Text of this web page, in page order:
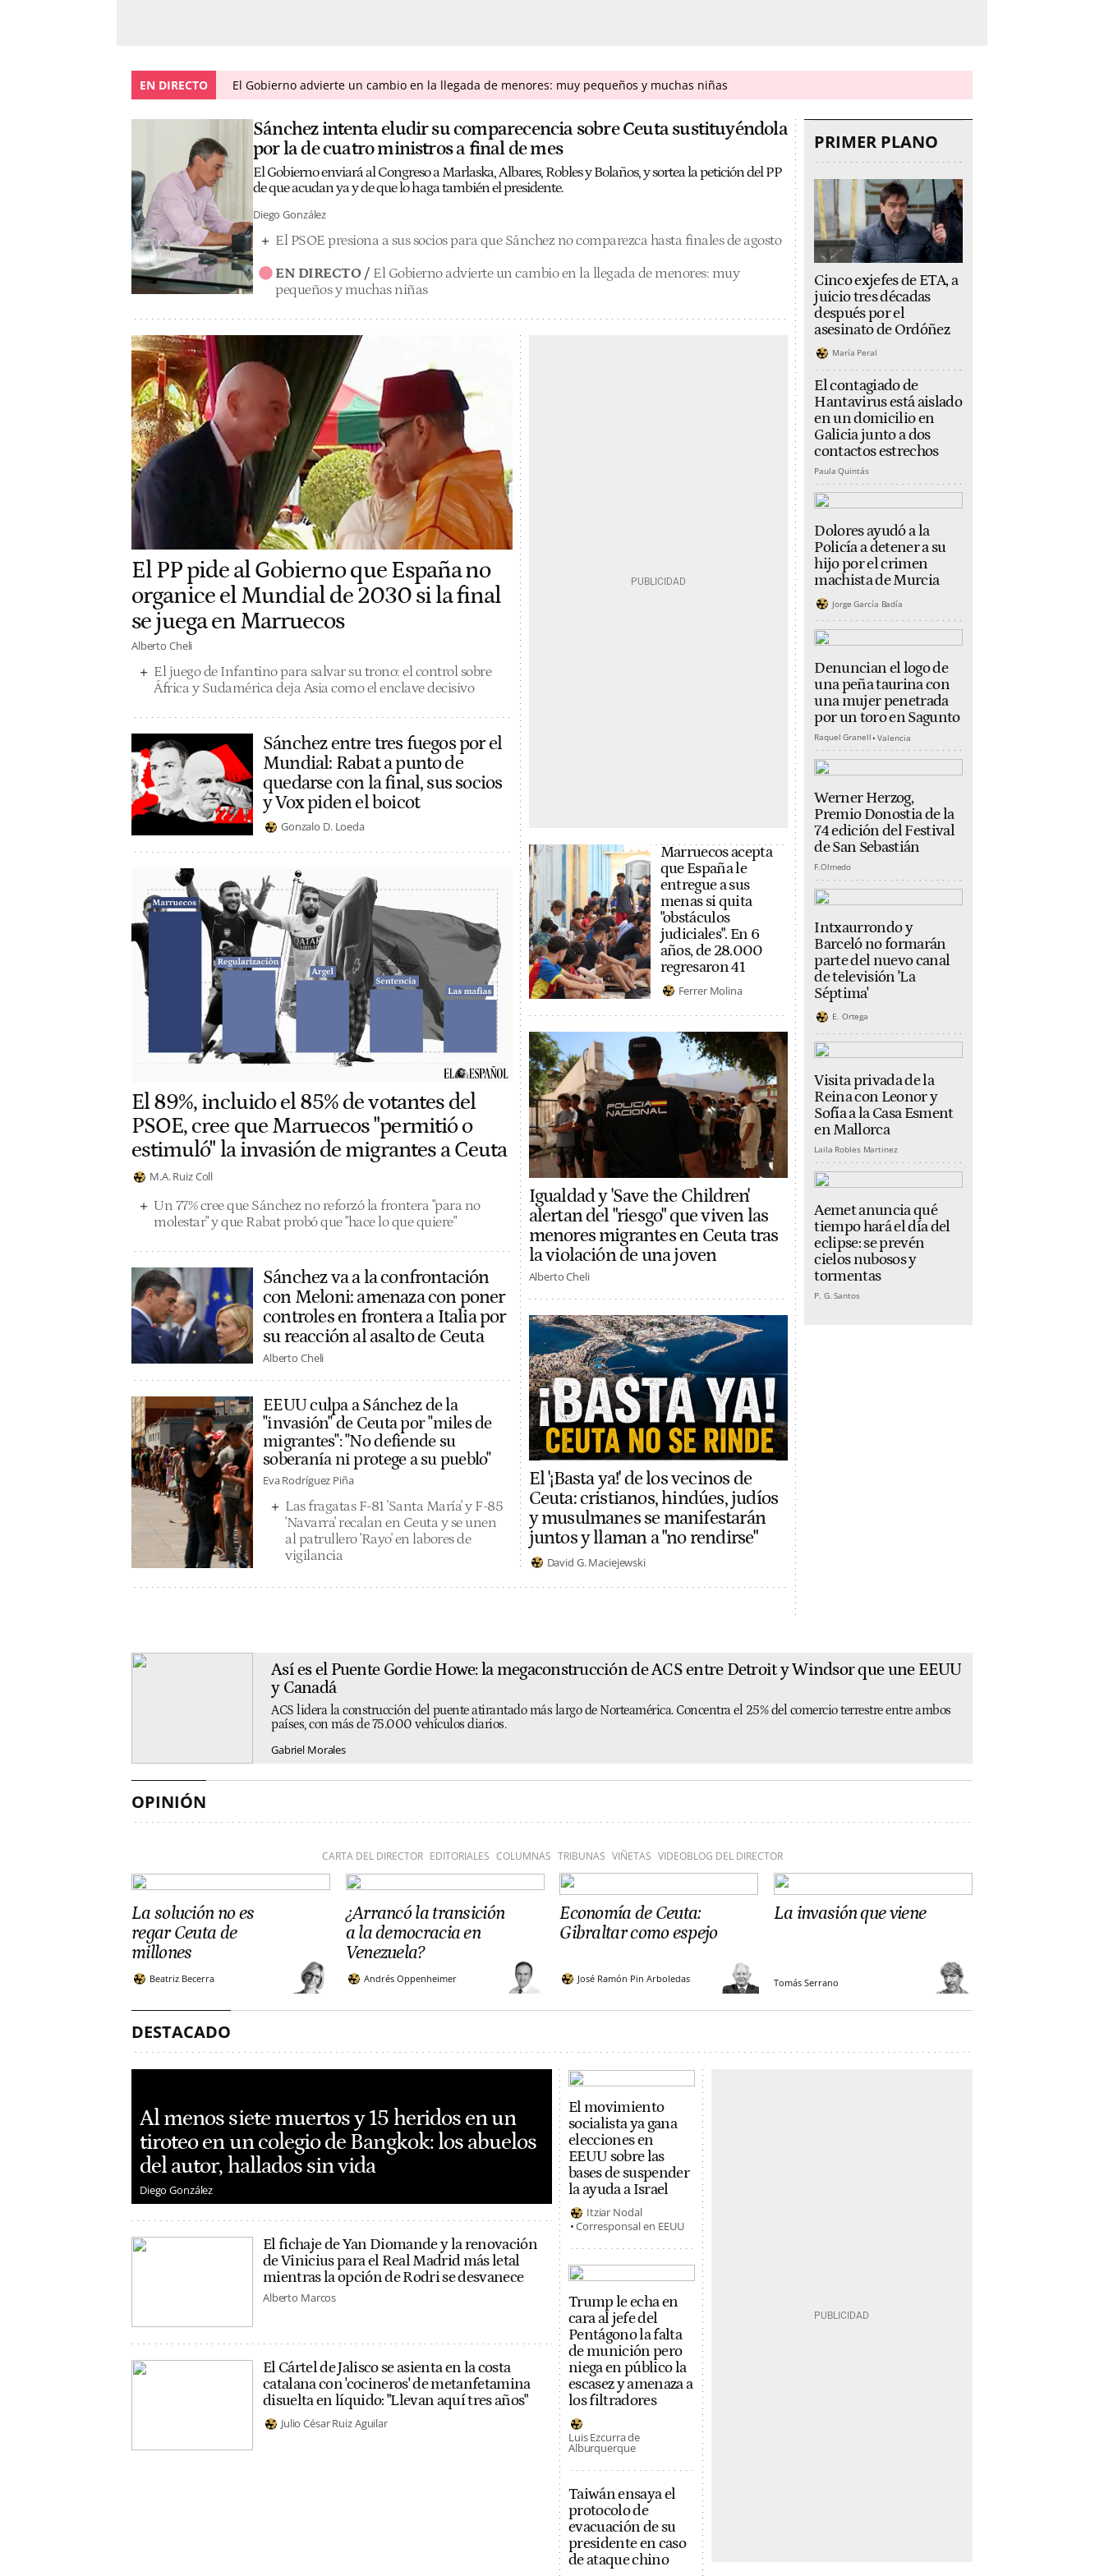
EN DIRECTO El Gobierno advierte un cambio en la llegada de menores: muy pequeños y muchas niñas
Sánchez intenta eludir su comparecencia sobre Ceuta sustituyéndola
por la de cuatro ministros a final de mes
El Gobierno enviará al Congreso a Marlaska, Albares, Robles y Bolaños, y sortea la petición del PP
de que acudan ya y de que lo haga también el presidente.
Diego González
El PSOE presiona a sus socios para que Sánchez no comparezca hasta finales de agosto
EN DIRECTO / El Gobierno advierte un cambio en la llegada de menores: muy
pequeños y muchas niñas
El PP pide al Gobierno que España no
organice el Mundial de 2030 si la final
se juega en Marruecos
Alberto Cheli
El juego de Infantino para salvar su trono: el control sobre
África y Sudamérica deja Asia como el enclave decisivo
Sánchez entre tres fuegos por el
Mundial: Rabat a punto de
quedarse con la final, sus socios
y Vox piden el boicot
Gonzalo D. Loeda
El 89%, incluido el 85% de votantes del
PSOE, cree que Marruecos "permitió o
estimuló" la invasión de migrantes a Ceuta
M.A. Ruiz Coll
Un 77% cree que Sánchez no reforzó la frontera "para no
molestar" y que Rabat probó que "hace lo que quiere"
Sánchez va a la confrontación
con Meloni: amenaza con poner
controles en frontera a Italia por
su reacción al asalto de Ceuta
Alberto Cheli
EEUU culpa a Sánchez de la
"invasión" de Ceuta por "miles de
migrantes": "No defiende su
soberanía ni protege a su pueblo"
Eva Rodríguez Piña
Las fragatas F-81 'Santa María' y F-85
'Navarra' recalan en Ceuta y se unen
al patrullero 'Rayo' en labores de
vigilancia
Marruecos acepta
que España le
entregue a sus
menas si quita
"obstáculos
judiciales". En 6
años, de 28.000
regresaron 41
Ferrer Molina
Igualdad y 'Save the Children'
alertan del "riesgo" que viven las
menores migrantes en Ceuta tras
la violación de una joven
Alberto Cheli
El '¡Basta ya!' de los vecinos de
Ceuta: cristianos, hindúes, judíos
y musulmanes se manifestarán
juntos y llaman a "no rendirse"
David G. Maciejewski
PRIMER PLANO
Cinco exjefes de ETA, a
juicio tres décadas
después por el
asesinato de Ordóñez
María Peral
El contagiado de
Hantavirus está aislado
en un domicilio en
Galicia junto a dos
contactos estrechos
Paula Quintás
Dolores ayudó a la
Policía a detener a su
hijo por el crimen
machista de Murcia
Jorge García Badía
Denuncian el logo de
una peña taurina con
una mujer penetrada
por un toro en Sagunto
Raquel Granell Valencia
Werner Herzog,
Premio Donostia de la
74 edición del Festival
de San Sebastián
F.Olmedo
Intxaurrondo y
Barceló no formarán
parte del nuevo canal
de televisión 'La
Séptima'
E. Ortega
Visita privada de la
Reina con Leonor y
Sofía a la Casa Esment
en Mallorca
Laila Robles Martinez
Aemet anuncia qué
tiempo hará el día del
eclipse: se prevén
cielos nubosos y
tormentas
P. G. Santos
Así es el Puente Gordie Howe: la megaconstrucción de ACS entre Detroit y Windsor que une EEUU
y Canadá
ACS lidera la construcción del puente atirantado más largo de Norteamérica. Concentra el 25% del comercio terrestre entre ambos
países, con más de 75.000 vehículos diarios.
Gabriel Morales
OPINIÓN
CARTA DEL DIRECTOR EDITORIALES COLUMNAS TRIBUNAS VIÑETAS VIDEOBLOG DEL DIRECTOR
La solución no es
regar Ceuta de
millones
Beatriz Becerra
¿Arrancó la transición
a la democracia en
Venezuela?
Andrés Oppenheimer
Economía de Ceuta:
Gibraltar como espejo
José Ramón Pin Arboledas
La invasión que viene
Tomás Serrano
DESTACADO
Al menos siete muertos y 15 heridos en un
tiroteo en un colegio de Bangkok: los abuelos
del autor, hallados sin vida
Diego González
El fichaje de Yan Diomande y la renovación
de Vinicius para el Real Madrid más letal
mientras la opción de Rodri se desvanece
Alberto Marcos
El Cártel de Jalisco se asienta en la costa
catalana con 'cocineros' de metanfetamina
disuelta en líquido: "Llevan aquí tres años"
Julio César Ruiz Aguilar
El movimiento
socialista ya gana
elecciones en
EEUU sobre las
bases de suspender
la ayuda a Israel
Itziar Nodal
Corresponsal en EEUU
Trump le echa en
cara al jefe del
Pentágono la falta
de munición pero
niega en público la
escasez y amenaza a
los filtradores
Luis Ezcurra de
Alburquerque
Taiwán ensaya el
protocolo de
evacuación de su
presidente en caso
de ataque chino